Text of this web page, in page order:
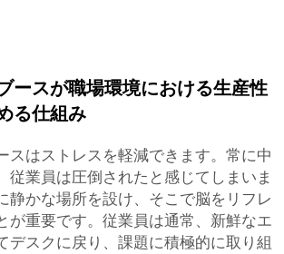
ースが職場環境における生産性
る仕組み
スはストレスを軽減できます。常に中
従業員は圧倒されたと感じてしまいま
静かな場所を設け、そこで脳をリフレ
が重要です。従業員は通常、新鮮なエ
デスクに戻り、課題に積極的に取り組